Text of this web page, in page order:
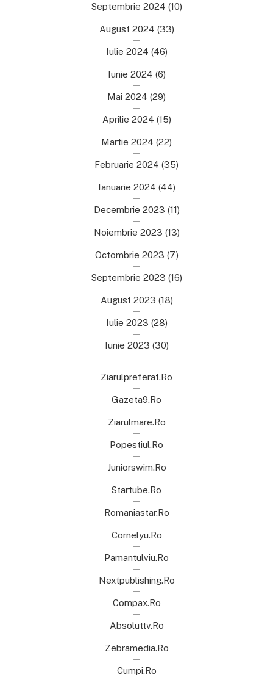
Septembrie 2024 (10)
August 2024 (33)
Iulie 2024 (46)
Iunie 2024 (6)
Mai 2024 (29)
Aprilie 2024 (15)
Martie 2024 (22)
Februarie 2024 (35)
Ianuarie 2024 (44)
Decembrie 2023 (11)
Noiembrie 2023 (13)
Octombrie 2023 (7)
Septembrie 2023 (16)
August 2023 (18)
Iulie 2023 (28)
Iunie 2023 (30)
Ziarulpreferat.ro
Gazeta9.ro
Ziarulmare.ro
Popestiul.ro
Juniorswim.ro
Startube.ro
Romaniastar.ro
Cornelyu.ro
Pamantulviu.ro
Nextpublishing.ro
Compax.ro
Absoluttv.ro
Zebramedia.ro
Cumpi.ro